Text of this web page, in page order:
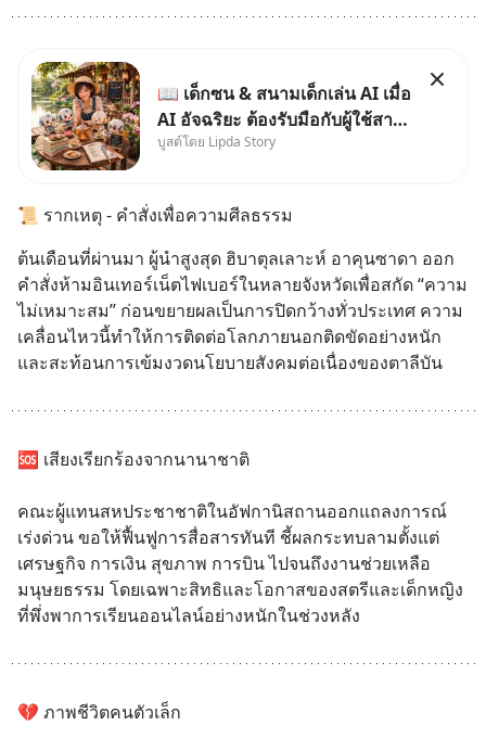
📖 เด็กซน & สนามเด็กเล่น AI เมื่อ
AI อัจฉริยะ ต้องรับมือกับผู้ใช้สาย
กาว...ผู้ซึ่งเข้าใจคำว่า "สายกาว"
บูสต์โดย Lipda Story
📜 รากเหตุ - คำสั่งเพื่อความศีลธรรม
ต้นเดือนที่ผ่านมา ผู้นำสูงสุด ฮิบาตุลเลาะห์ อาคุนซาดา ออก
คำสั่งห้ามอินเทอร์เน็ตไฟเบอร์ในหลายจังหวัดเพื่อสกัด “ความ
ไม่เหมาะสม” ก่อนขยายผลเป็นการปิดกว้างทั่วประเทศ ความ
เคลื่อนไหวนี้ทำให้การติดต่อโลกภายนอกติดขัดอย่างหนัก
และสะท้อนการเข้มงวดนโยบายสังคมต่อเนื่องของตาลีบัน
🆘 เสียงเรียกร้องจากนานาชาติ
คณะผู้แทนสหประชาชาติในอัฟกานิสถานออกแถลงการณ์
เร่งด่วน ขอให้ฟื้นฟูการสื่อสารทันที ชี้ผลกระทบลามตั้งแต่
เศรษฐกิจ การเงิน สุขภาพ การบิน ไปจนถึงงานช่วยเหลือ
มนุษยธรรม โดยเฉพาะสิทธิและโอกาสของสตรีและเด็กหญิง
ที่พึ่งพาการเรียนออนไลน์อย่างหนักในช่วงหลัง
💔 ภาพชีวิตคนตัวเล็ก